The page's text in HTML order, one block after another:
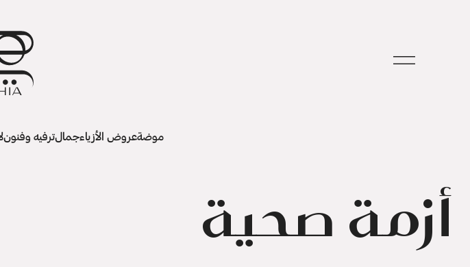
موضةعروض الأزياءجمالترفيه وفنون
أزمة صحية